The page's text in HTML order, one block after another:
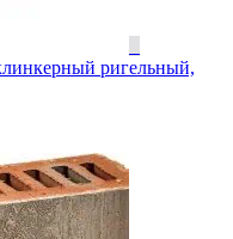
ригельный,